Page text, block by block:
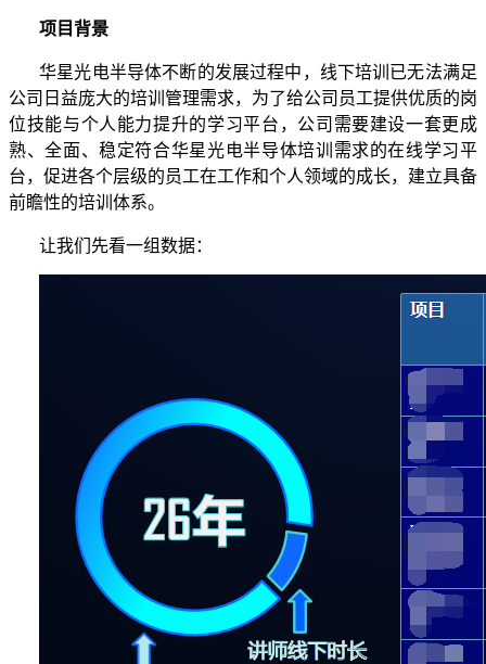
项目背景
华星光电半导体不断的发展过程中，线下培训已无法满足
公司日益庞大的培训管理需求，为了给公司员工提供优质的岗
位技能与个人能力提升的学习平台，公司需要建设一套更成
熟、全面、稳定符合华星光电半导体培训需求的在线学习平
台，促进各个层级的员工在工作和个人领域的成长，建立具备
前瞻性的培训体系。
让我们先看一组数据：